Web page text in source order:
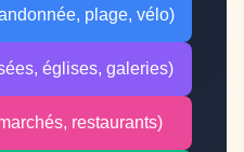
plage, vélo)
églises, galeries)
restaurants)